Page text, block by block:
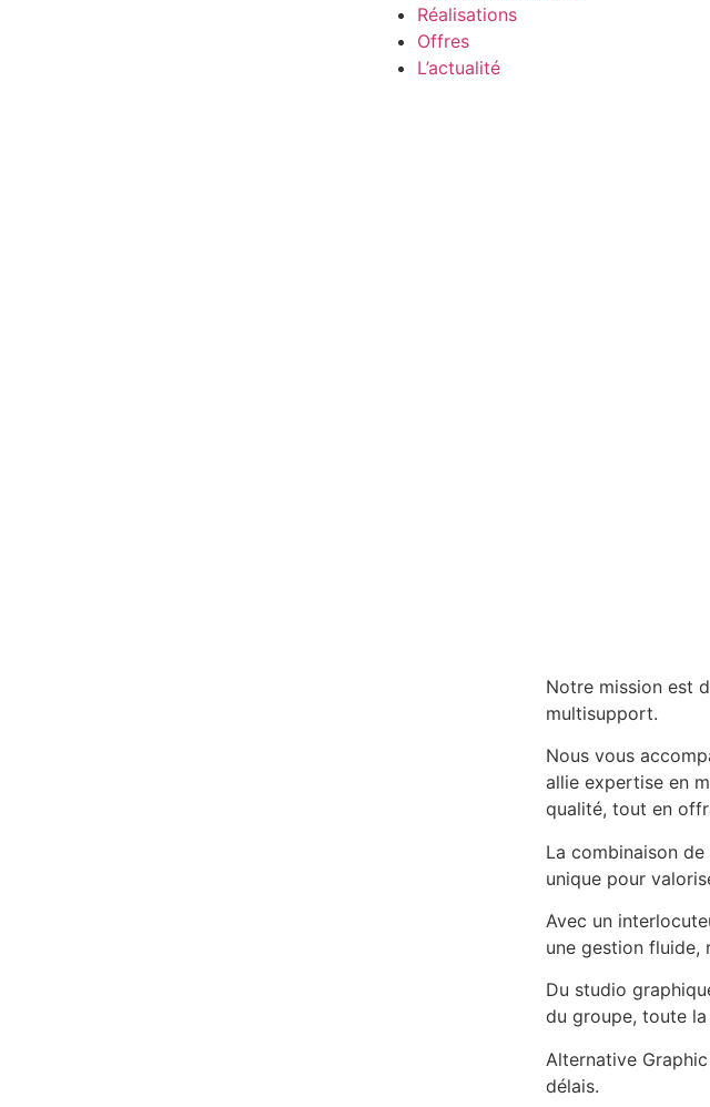
Réalisations
Offres
L’actualité
Notre mission est
multisupport.
Nous vous
allie expertise en
qualité, tout en
La combinaison
unique pour
Avec un
une gestion fluide,
Du studio
du groupe, toute
Alternative
délais.